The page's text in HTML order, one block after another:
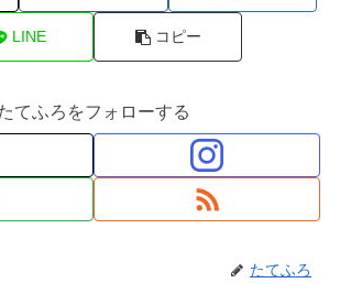
LINE コピー
てふろをフォローする
たてふろ